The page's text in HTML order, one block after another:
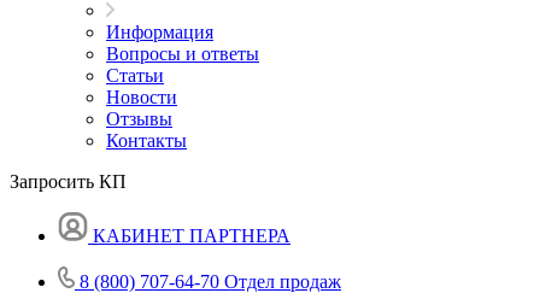
Информация
Вопросы и ответы
Статьи
Новости
Отзывы
Контакты
Запросить КП
КАБИНЕТ ПАРТНЕРА
8 (800) 707-64-70 Отдел продаж